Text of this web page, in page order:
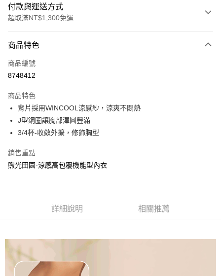
付款與運送方式
超取滿NT$1,300免運
信用卡一次付款
超商取貨付款
運送方式
全家取貨付款
每筆NT$90，滿NT$1,300(含以上)免運費
每筆NT$90，滿NT$1,300(含以上)免運費
付款後7-11取貨
每筆NT$90
宅配-貨到不付款
商品特色
商品編號
8748412
商品特色
背片採用WINCOOL涼感紗，涼爽不悶熱
J型鋼圈讓胸部渾圓豐滿
3/4杯-收斂外擴，修飾胸型
銷售重點
煦光田園-涼感高包覆機能型內衣
詳細說明 相關推薦